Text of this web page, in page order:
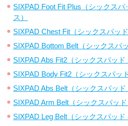
SIXPAD Foot Fit Plus（シックス
ス）
SIXPAD Chest Fit（シックスパッ
SIXPAD Bottom Belt（シックスパ
SIXPAD Abs Fit2（シックスパッド
SIXPAD Body Fit2（シックスパッ
SIXPAD Abs Belt（シックスパッド
SIXPAD Arm Belt（シックスパッド
SIXPAD Leg Belt（シックスパッド